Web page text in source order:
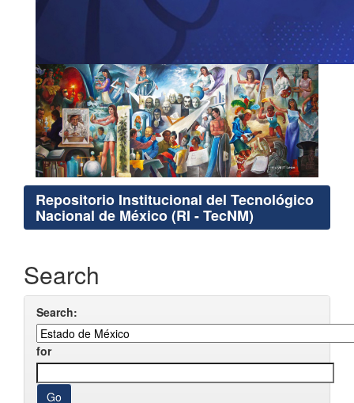
Repositorio Institucional del Tecnológico
Nacional de México (RI - TecNM)
Search
Search:
for